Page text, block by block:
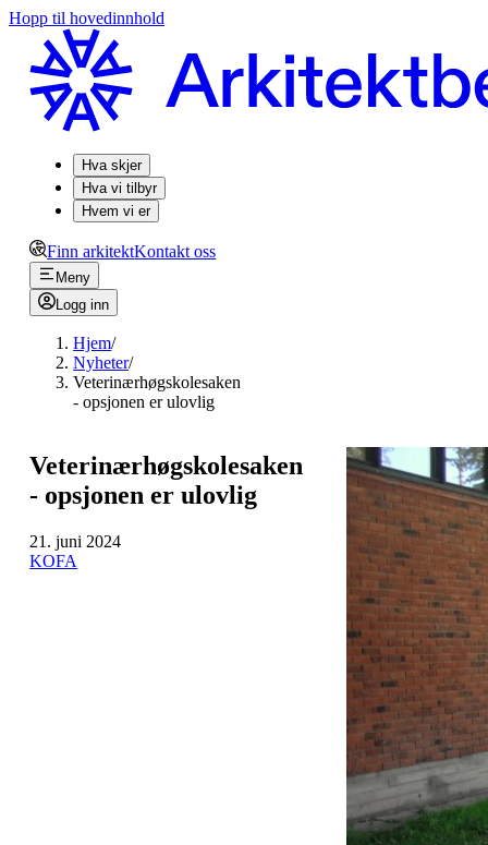
Hopp til hovedinnhold
Hva skjer
Hva vi tilbyr
Hvem vi er
Finn arkitektKontakt oss
Meny
Logg inn
Hjem/
Nyheter/
Veterinærhøgskolesaken
- opsjonen er ulovlig
Veterinærhøgskolesaken
- opsjonen er ulovlig
21. juni 2024
KOFA